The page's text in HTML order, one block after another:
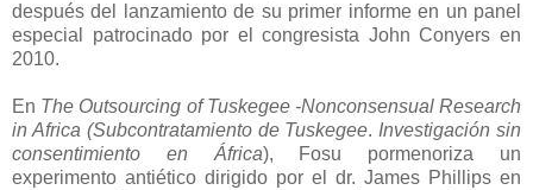
después del lanzamiento de su primer informe en un panel
especial patrocinado por el congresista John Conyers en
2010.
En The Outsourcing of Tuskegee -Nonconsensual Research
in Africa (Subcontratamiento de Tuskegee. Investigación sin
consentimiento en África), Fosu pormenoriza un
experimento antiético dirigido por el dr. James Phillips en